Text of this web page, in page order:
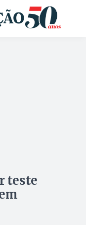
teste